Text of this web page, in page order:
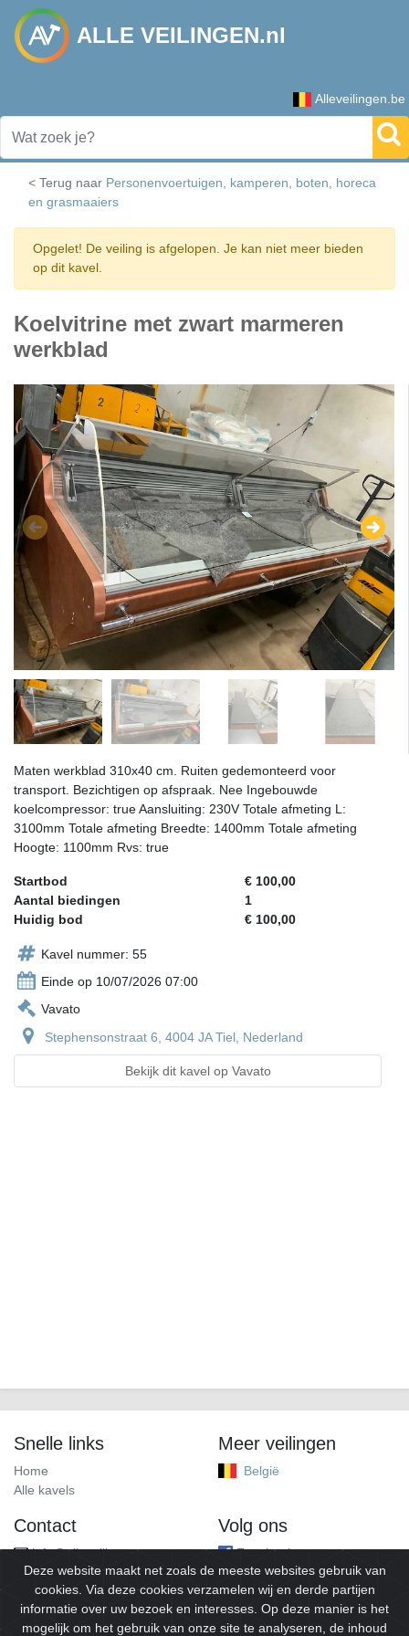
ALLE VEILINGEN.nl
Alleveilingen.be
< Terug naar Personenvoertuigen, kamperen, boten, horeca
en grasmaaiers
Opgelet! De veiling is afgelopen. Je kan niet meer bieden
op dit kavel.
Koelvitrine met zwart marmeren
werkblad
Maten werkblad 310x40 cm. Ruiten gedemonteerd voor
transport. Bezichtigen op afspraak. Nee Ingebouwde
koelcompressor: true Aansluiting: 230V Totale afmeting L:
3100mm Totale afmeting Breedte: 1400mm Totale afmeting
Hoogte: 1100mm Rvs: true
Startbod
€ 100,00
Aantal biedingen
1
Huidig bod
€ 100,00
Kavel nummer: 55
Einde op 10/07/2026 07:00
Vavato
Stephensonstraat 6, 4004 JA Tiel, Nederland
Bekijk dit kavel op Vavato
Snelle links
Home
Alle kavels
Meer veilingen
België
Contact
info@alleveilingen.net
Volg ons
Facebook
Deze website maakt net zoals de meeste websites gebruik van
cookies. Via deze cookies verzamelen wij en derde partijen
informatie over uw bezoek en interesses. Op deze manier is het
mogelijk om het gebruik van onze site te analyseren, de inhoud